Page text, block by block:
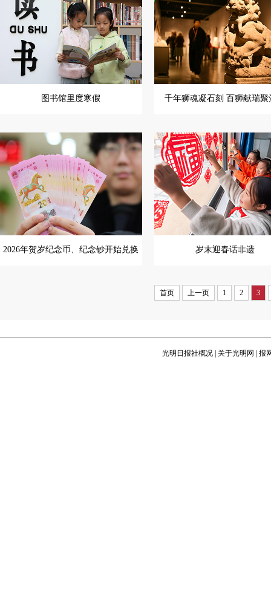
图书馆里度寒假 千年狮魂凝石刻 百狮献瑞聚
2026年贺岁纪念币、纪念钞开始兑换 岁末迎春话非遗
首页 上一页 1 2 3
光明日报社概况 关于光明网 报